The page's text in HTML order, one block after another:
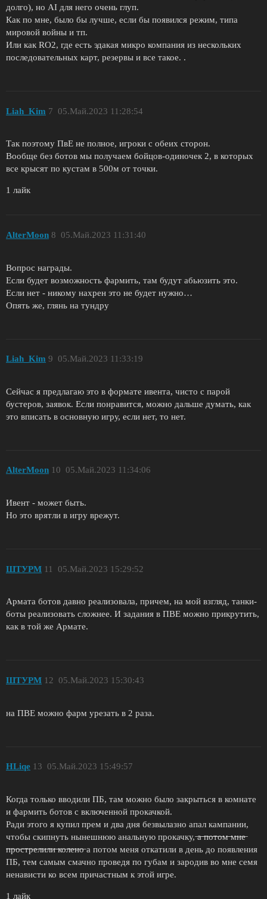
долго), но AI для него очень глуп.
Как по мне, было бы лучше, если бы появился режим, типа
мировой войны и тп.
Или как RO2, где есть эдакая микро компания из нескольких
последовательных карт, резервы и все такое. .
Liah_Kim 05.Май.2023 11:28:54
7
Так поэтому ПвЕ не полное, игроки с обеих сторон.
Вообще без ботов мы получаем бойцов-одиночек 2, в которых
все крысят по кустам в 500м от точки.
1 лайк
AlterMoon 05.Май.2023 11:31:40
8
Вопрос награды.
Если будет возможность фармить, там будут абьюзить это.
Если нет - никому нахрен это не будет нужно…
Опять же, глянь на тундру
Liah_Kim 05.Май.2023 11:33:19
9
Сейчас я предлагаю это в формате ивента, чисто с парой
бустеров, заявок. Если понравится, можно дальше думать, как
это вписать в основную игру, если нет, то нет.
AlterMoon 05.Май.2023 11:34:06
10
Ивент - может быть.
Но это врятли в игру врежут.
ШТУРМ 05.Май.2023 15:29:52
11
Армата ботов давно реализовала, причем, на мой взгляд, танки-
боты реализовать сложнее. И задания в ПВЕ можно прикрутить,
как в той же Армате.
ШТУРМ 05.Май.2023 15:30:43
12
на ПВЕ можно фарм урезать в 2 раза.
HLiqe 05.Май.2023 15:49:57
13
Когда только вводили ПБ, там можно было закрыться в комнате
и фармить ботов с включенной прокачкой.
Ради этого я купил прем и два дня безвылазно апал кампании,
чтобы скипнуть нынешнюю анальную прокачку, ̶а̶ ̶п̶о̶т̶о̶м̶ ̶м̶н̶е̶
̶п̶р̶о̶с̶т̶р̶е̶л̶и̶л̶и̶ ̶к̶о̶л̶е̶н̶о̶ а потом меня откатили в день до появления
ПБ, тем самым смачно проведя по губам и зародив во мне семя
ненависти ко всем причастным к этой игре.
1 лайк